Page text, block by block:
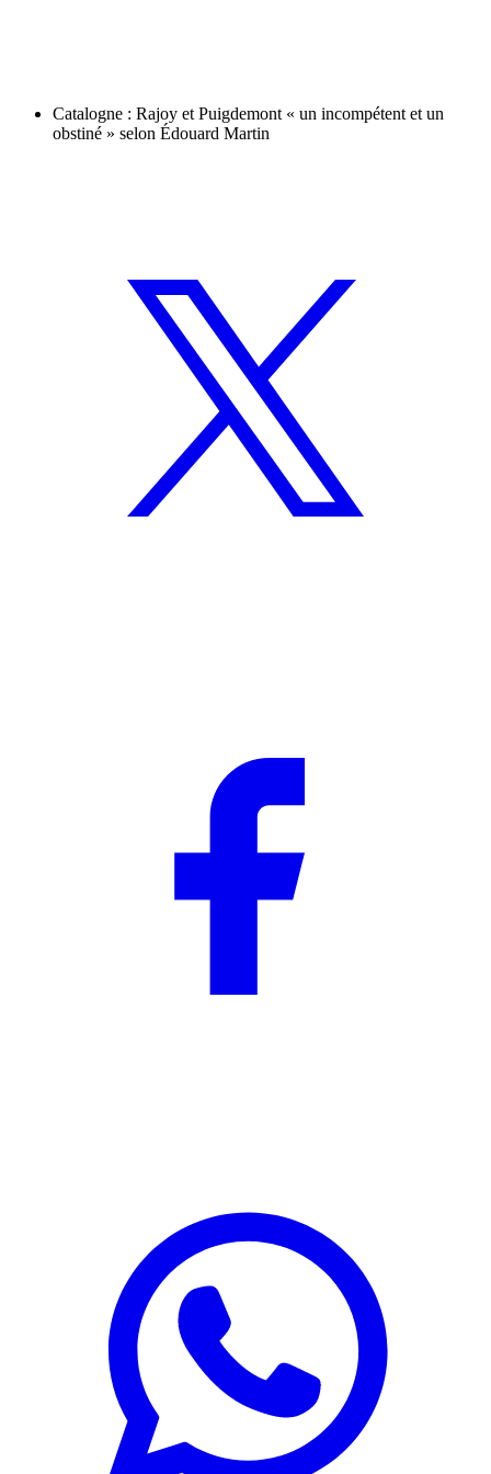
Catalogne : Rajoy et Puigdemont « un incompétent et un
obstiné » selon Édouard Martin